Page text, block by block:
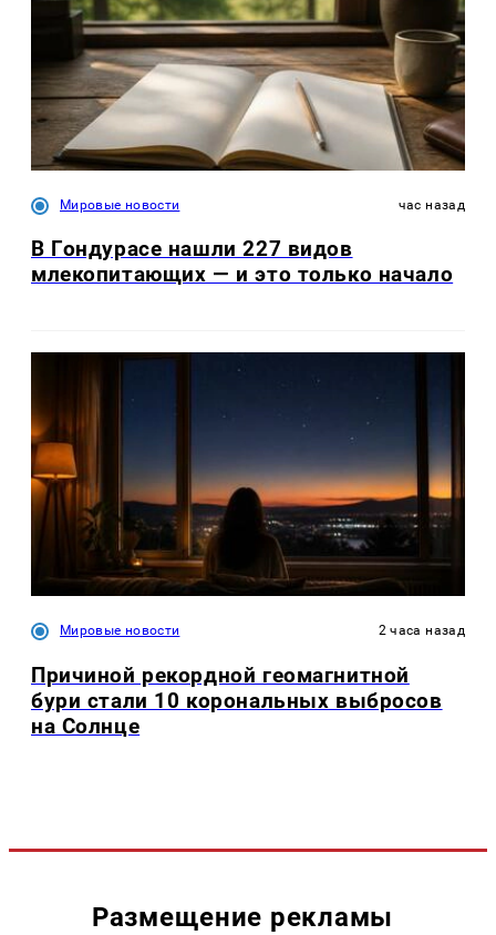
Мировые новости час назад
В Гондурасе нашли 227 видов
млекопитающих — и это только начало
Мировые новости 2 часа назад
Причиной рекордной геомагнитной
бури стали 10 корональных выбросов
на Солнце
Размещение рекламы